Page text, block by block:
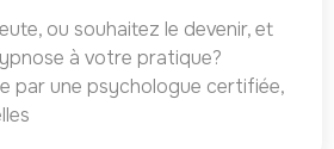
ou souhaitez le devenir, et
à votre pratique?
par une psychologue certifiée,